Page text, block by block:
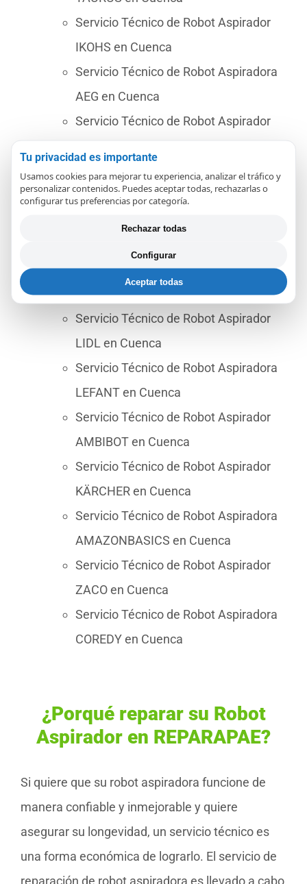
Servicio Técnico de Robot Aspirador
IKOHS en Cuenca
Servicio Técnico de Robot Aspiradora
AEG en Cuenca
Servicio Técnico de Robot Aspirador
Servicio Técnico de Robot Aspirador
SOLAC en Cuenca
Servicio Técnico de Robot Aspirador
NEATO en Cuenca
Servicio Técnico de Robot Aspirador
LIDL en Cuenca
Servicio Técnico de Robot Aspiradora
LEFANT en Cuenca
Servicio Técnico de Robot Aspirador
AMBIBOT en Cuenca
Servicio Técnico de Robot Aspirador
KÄRCHER en Cuenca
Servicio Técnico de Robot Aspiradora
AMAZONBASICS en Cuenca
Servicio Técnico de Robot Aspirador
ZACO en Cuenca
Servicio Técnico de Robot Aspiradora
COREDY en Cuenca
¿Porqué reparar su Robot
Aspirador en REPARAPAE?
Si quiere que su robot aspiradora funcione de
manera confiable y inmejorable y quiere
asegurar su longevidad, un servicio técnico es
una forma económica de lograrlo. El servicio de
reparación de robot aspiradora es llevado a cabo
Tu privacidad es importante
Usamos cookies para mejorar tu experiencia, analizar el tráfico y
personalizar contenidos. Puedes aceptar todas, rechazarlas o
configurar tus preferencias por categoría.
Rechazar todas
Configurar
Aceptar todas